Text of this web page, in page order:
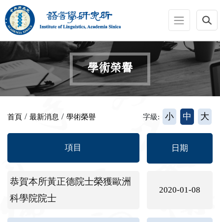
跳到主要內容區塊
:::
學術榮譽
首頁 / 最新消息 / 學術榮譽 字級: 小 中 大
項目 日期
恭賀本所黃正德院士榮獲歐洲
科學院院士
2020-01-08